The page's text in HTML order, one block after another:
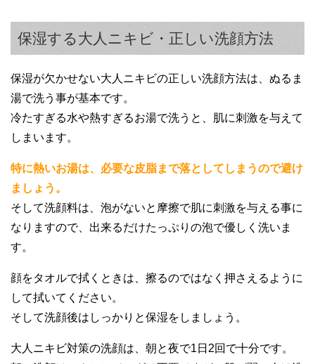
保湿する大人ニキビ・正しい洗顔方法
保湿が欠かせない大人ニキビの正しい洗顔方法は、ぬるま
湯で洗う事が基本です。
冷たすぎる水や熱すぎるお湯で洗うと、肌に刺激を与えて
しまいます。
特に熱いお湯は、必要な皮脂まで落としてしまうので避け
ましょう。
そして洗顔料は、泡がないと摩擦で肌に刺激を与える事に
なりますので、出来るだけたっぷりの泡で優しく洗いま
す。
顔をタオルで拭くときは、擦るのではなく押さえるように
して拭いてください。
そして洗顔後はしっかりと保湿をしましょう。
大人ニキビ対策の洗顔は、朝と夜で1日2回で十分です。